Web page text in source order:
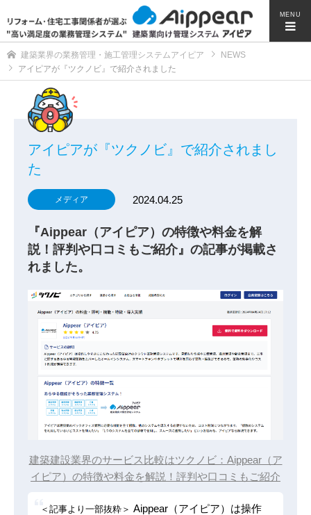
MENU
建築業界の業務管理・施工管理システムアイピア
NEWS
アイピアが『ツクノビ』で紹介されました
アイピアが『ツクノビ』で紹介されまし
た
メディア 2024.04.25
『Aippear（アイピア）の特徴や料金を解
説！評判や口コミもご紹介』の記事が掲載さ
れました。
建築建設業界のサービス比較はツクノビ：Aippear（ア
イピア）の特徴や料金を解説！評判や口コミもご紹介
＜記事より一部抜粋＞ Aippear（アイピア）は操作